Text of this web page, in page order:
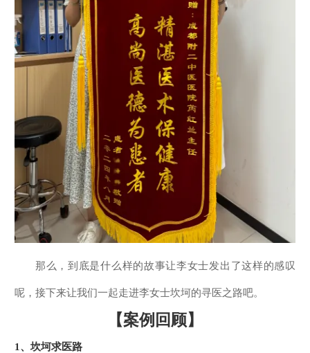
那么，到底是什么样的故事让李女士发出了这样的感叹
呢，接下来让我们一起走进李女士坎坷的寻医之路吧。
【案例回顾】
1、坎坷求医路